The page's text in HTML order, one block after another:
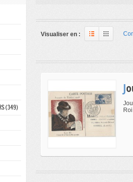
(349)
Visualiser en :